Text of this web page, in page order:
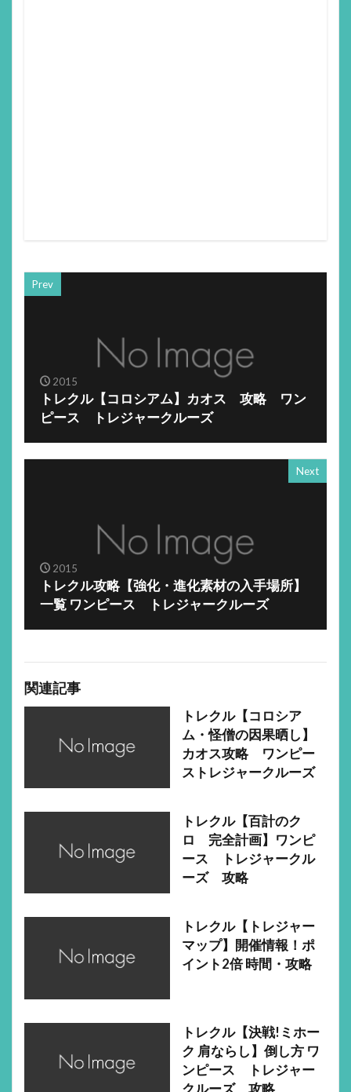
Prev
2015
トレクル【コロシアム】カオス 攻略 ワン
ピース トレジャークルーズ
Next
2015
トレクル攻略【強化・進化素材の入手場所】
一覧 ワンピース トレジャークルーズ
関連記事
トレクル【コロシア
ム・怪僧の因果晒し】
カオス攻略 ワンピー
ストレジャークルーズ
トレクル【百計のク
ロ 完全計画】ワンピ
ース トレジャークル
ーズ 攻略
トレクル【トレジャー
マップ】開催情報！ポ
イント2倍 時間・攻略
トレクル【決戦!ミホー
ク 肩ならし】倒し方 ワ
ンピース トレジャー
クルーズ 攻略